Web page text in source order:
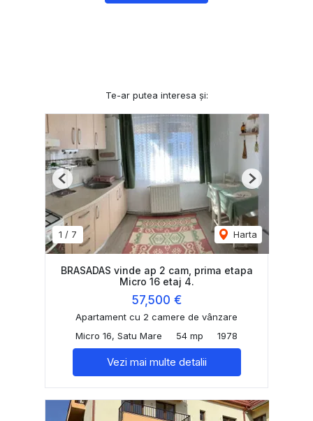
Te-ar putea interesa și:
1 / 7 Harta
Previous Next
BRASADAS vinde ap 2 cam, prima etapa
Micro 16 etaj 4.
57,500 €
Apartament cu 2 camere de vânzare
Micro 16, Satu Mare
54 mp 1978
Vezi mai multe detalii